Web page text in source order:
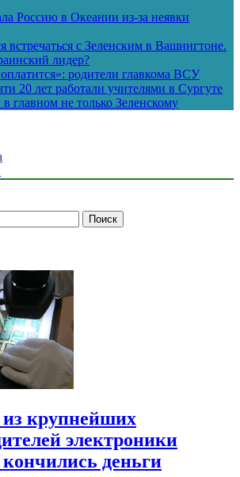
Россию в Океании из-за неявки
встречаться с Зеленским в Вашингтоне.
лидер?
родители главкома ВСУ
20 лет работали учителями в Сургуте
в главном не только Зеленскому
из крупнейших
электроники
деньги